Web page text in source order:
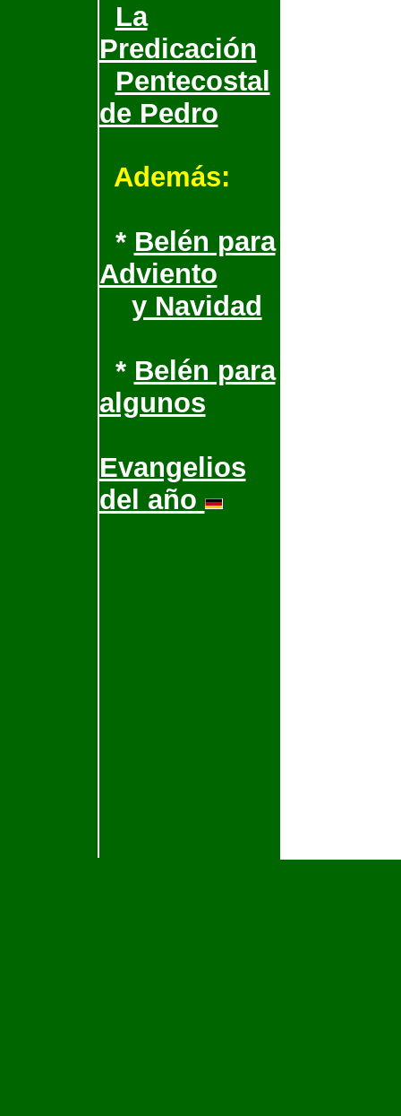
La
Predicación
Pentecostal
de Pedro
Además:
* Belén para
Adviento
y Navidad
* Belén para
algunos
Evangelios
del año